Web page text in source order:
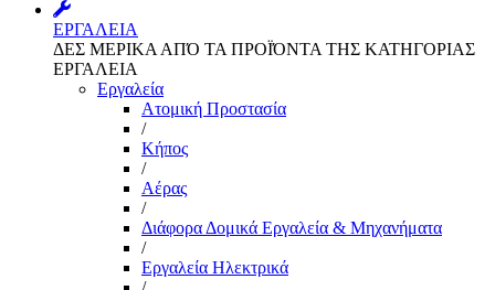
ΕΡΓΑΛΕΙΑ
ΔΕΣ ΜΕΡΙΚΑ ΑΠΌ ΤΑ ΠΡΟΪΌΝΤΑ ΤΗΣ ΚΑΤΗΓΟΡΙΑΣ
ΕΡΓΑΛΕΙΑ
Εργαλεία
Aτομική Προστασία
/
Kήπος
/
Αέρας
/
Διάφορα Δομικά Εργαλεία & Μηχανήματα
/
Εργαλεία Ηλεκτρικά